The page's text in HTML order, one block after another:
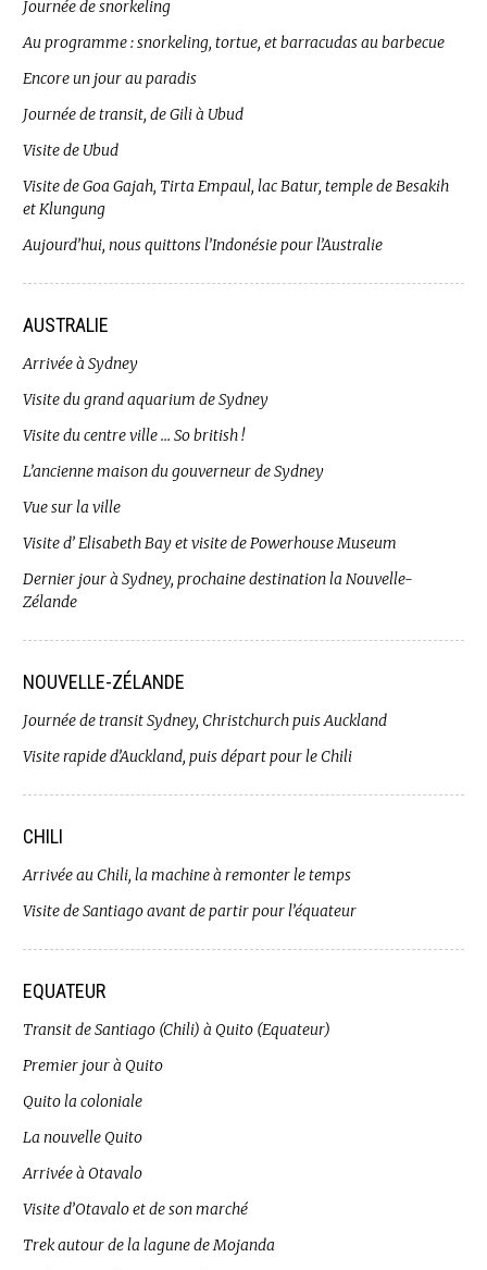
Journée de snorkeling
Au programme : snorkeling, tortue, et barracudas au barbecue
Encore un jour au paradis
Journée de transit, de Gili à Ubud
Visite de Ubud
Visite de Goa Gajah, Tirta Empaul, lac Batur, temple de Besakih
et Klungung
Aujourd’hui, nous quittons l’Indonésie pour l’Australie
AUSTRALIE
Arrivée à Sydney
Visite du grand aquarium de Sydney
Visite du centre ville … So british !
L’ancienne maison du gouverneur de Sydney
Vue sur la ville
Visite d’ Elisabeth Bay et visite de Powerhouse Museum
Dernier jour à Sydney, prochaine destination la Nouvelle-
Zélande
NOUVELLE-ZÉLANDE
Journée de transit Sydney, Christchurch puis Auckland
Visite rapide d’Auckland, puis départ pour le Chili
CHILI
Arrivée au Chili, la machine à remonter le temps
Visite de Santiago avant de partir pour l’équateur
EQUATEUR
Transit de Santiago (Chili) à Quito (Equateur)
Premier jour à Quito
Quito la coloniale
La nouvelle Quito
Arrivée à Otavalo
Visite d’Otavalo et de son marché
Trek autour de la lagune de Mojanda